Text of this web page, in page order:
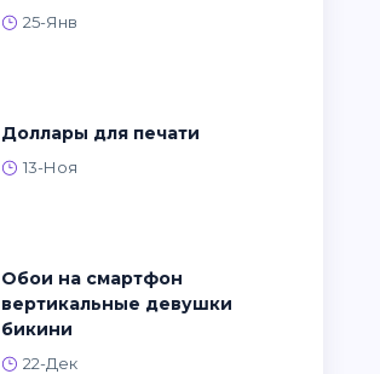
25-Янв
Доллары для печати
13-Ноя
Обои на смартфон
вертикальные девушки
бикини
22-Дек